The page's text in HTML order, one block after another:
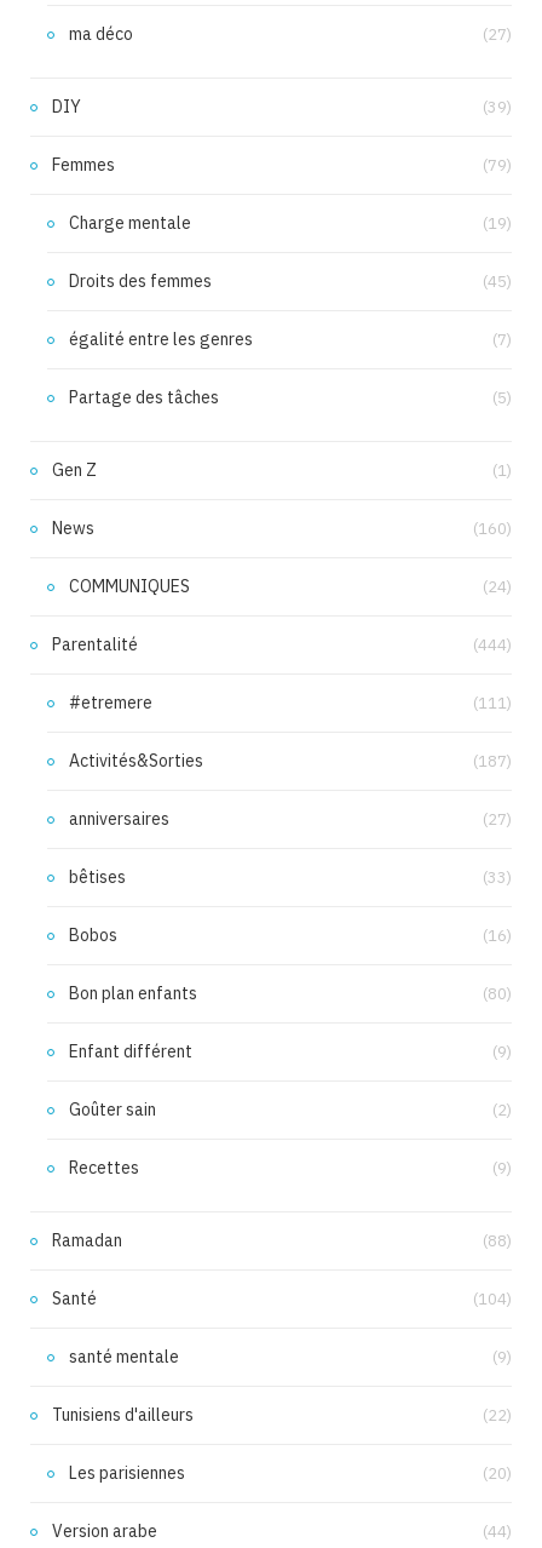
ma déco (27)
DIY (39)
Femmes (79)
Charge mentale (19)
Droits des femmes (45)
égalité entre les genres (7)
Partage des tâches (5)
Gen Z (1)
News (160)
COMMUNIQUES (24)
Parentalité (444)
#etremere (111)
Activités&Sorties (187)
anniversaires (27)
bêtises (33)
Bobos (16)
Bon plan enfants (80)
Enfant différent (9)
Goûter sain (2)
Recettes (9)
Ramadan (88)
Santé (104)
santé mentale (9)
Tunisiens d'ailleurs (22)
Les parisiennes (20)
Version arabe (44)